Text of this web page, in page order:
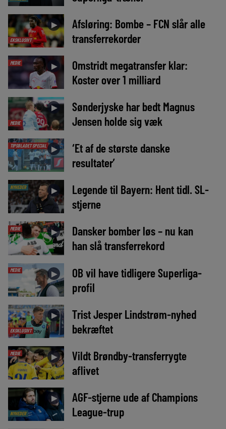
EKSKLUSIVT
►
Afsløring: Bombe – FCN slår alle
transferrekorder
MEDIE ►
Omstridt megatransfer klar:
Koster over 1 milliard
MEDIE
►
Sønderjyske har bedt Magnus
Jensen holde sig væk
TIPSBLADET SPECIAL ►
‘Et af de største danske
resultater’
NYHEDER ►
Legende til Bayern: Hent tidl. SL-
stjerne
MEDIE ►
Dansker bomber løs – nu kan
han slå transferrekord
MEDIE ►
OB vil have tidligere Superliga-
profil
EKSKLUSIVT
►
Trist Jesper Lindstrøm-nyhed
bekræftet
MEDIE ►
Vildt Brøndby-transferrygte
aflivet
NYHEDER
►
AGF-stjerne ude af Champions
League-trup